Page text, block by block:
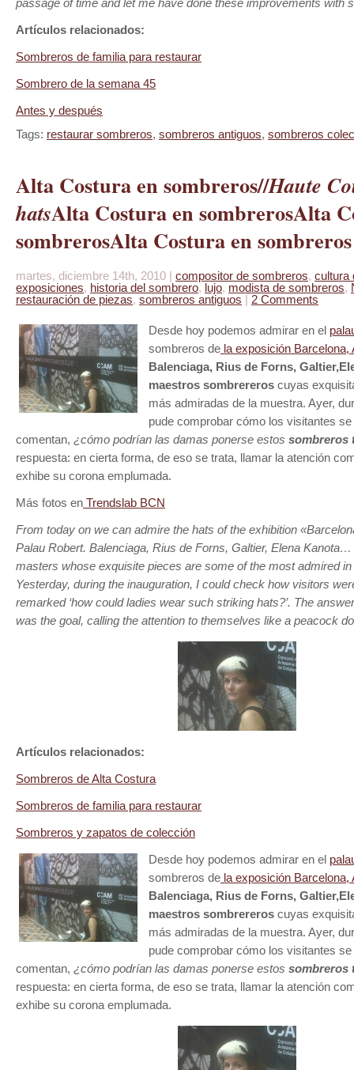
passage of time and let me have done these improvements with
Artículos relacionados:
Sombreros de familia para restaurar
Sombrero de la semana 45
Antes y después
Tags: restaurar sombreros, sombreros antiguos, sombreros
Alta Costura en sombreros//Haute
hatsAlta Costura en sombrerosAlta
sombrerosAlta Costura en sombreros
martes, diciembre 14th, 2010 | compositor de sombreros, cultura
exposiciones, historia del sombrero, lujo, modista de sombreros,
restauración de piezas, sombreros antiguos | 2 Comments
Desde hoy podemos admirar en el
sombreros de la exposición Barcelona,
Balenciaga, Rius de Forns,
maestros sombrereros cuyas
más admiradas de la muestra. Ayer,
pude comprobar cómo los visitantes
comentan, ¿cómo podrían las damas ponerse estos sombreros
respuesta: en cierta forma, de eso se trata, llamar la atención
exhibe su corona emplumada.
Más fotos en Trendslab BCN
From today on we can admire the hats of the exhibition
Palau Robert. Balenciaga, Rius de Forns, Galtier, Elena
masters whose exquisite pieces are some of the most admired in
Yesterday, during the inauguration, I could check how visitors
remarked ‘how could ladies wear such striking hats?’. The
was the goal, calling the attention to themselves like a peacock
Artículos relacionados:
Sombreros de Alta Costura
Sombreros de familia para restaurar
Sombreros y zapatos de colección
Desde hoy podemos admirar en el
sombreros de la exposición Barcelona,
Balenciaga, Rius de Forns,
maestros sombrereros cuyas
más admiradas de la muestra. Ayer,
pude comprobar cómo los visitantes
comentan, ¿cómo podrían las damas ponerse estos sombreros
respuesta: en cierta forma, de eso se trata, llamar la atención
exhibe su corona emplumada.